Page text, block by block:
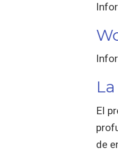
El
de